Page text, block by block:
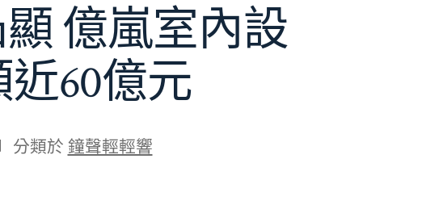
億嵐室內設
60億元
分類於 鐘聲輕輕響